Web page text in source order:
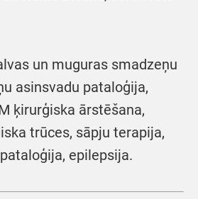
un muguras smadzeņu
asinsvadu pataloģija,
ķirurģiska ārstēšana,
trūces, sāpju terapija,
epilepsija.